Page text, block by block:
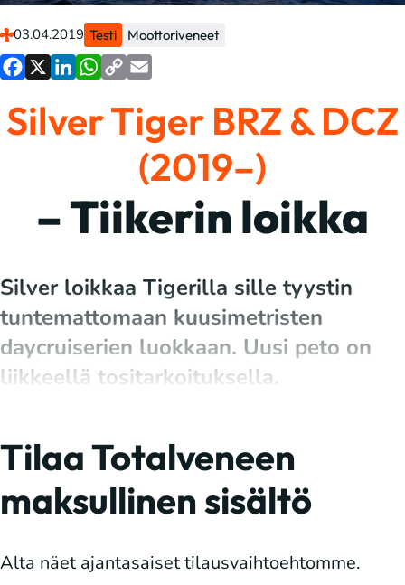
03.04.2019 Testi Moottoriveneet
Link
Silver Tiger BRZ & DCZ
(2019–)
– Tiikerin loikka
Silver loikkaa Tigerilla sille tyystin
tuntemattomaan kuusimetristen
daycruiserien luokkaan. Uusi peto on
liikkeellä tositarkoituksella.
Tilaa Totalveneen
maksullinen sisältö
Alta näet ajantasaiset tilausvaihtoehtomme.